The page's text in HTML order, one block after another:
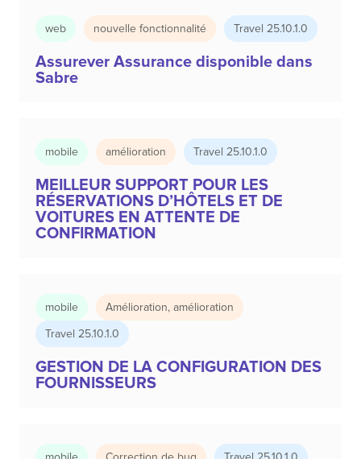
web nouvelle fonctionnalité Travel 25.10.1.0
Assurever Assurance disponible dans
Sabre
mobile amélioration Travel 25.10.1.0
MEILLEUR SUPPORT POUR LES
RÉSERVATIONS D’HÔTELS ET DE
VOITURES EN ATTENTE DE
CONFIRMATION
mobile Amélioration, amélioration
Travel 25.10.1.0
GESTION DE LA CONFIGURATION DES
FOURNISSEURS